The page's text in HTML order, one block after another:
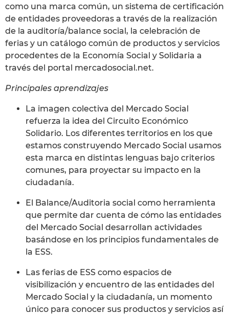
como una marca común, un sistema de certificación
de entidades proveedoras a través de la realización
de la auditoría/balance social, la celebración de
ferias y un catálogo común de productos y servicios
procedentes de la Economía Social y Solidaria a
través del portal mercadosocial.net.
Principales aprendizajes
La imagen colectiva del Mercado Social
refuerza la idea del Circuito Económico
Solidario. Los diferentes territorios en los que
estamos construyendo Mercado Social usamos
esta marca en distintas lenguas bajo criterios
comunes, para proyectar su impacto en la
ciudadanía.
El Balance/Auditoria social como herramienta
que permite dar cuenta de cómo las entidades
del Mercado Social desarrollan actividades
basándose en los principios fundamentales de
la ESS.
Las ferias de ESS como espacios de
visibilización y encuentro de las entidades del
Mercado Social y la ciudadanía, un momento
único para conocer sus productos y servicios así